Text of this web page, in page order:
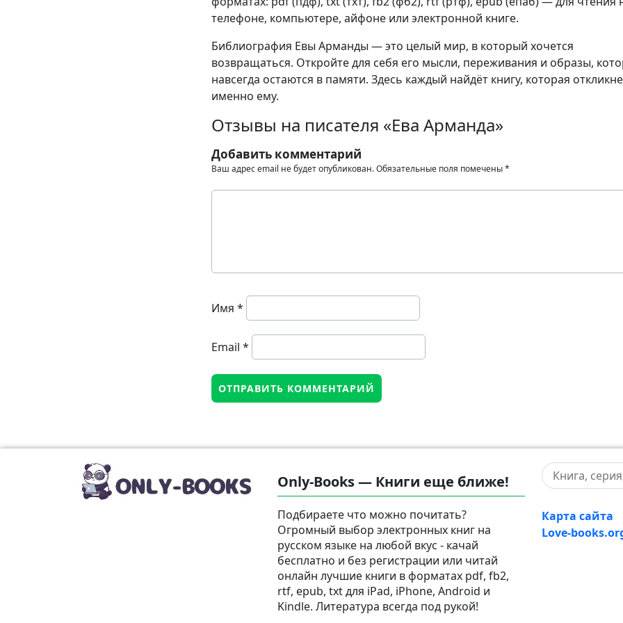
телефоне, компьютере, айфоне или электронной книге.
Библиография Евы Арманды — это целый мир, в который хочется
возвращаться. Откройте для себя его мысли, переживания и образы,
навсегда остаются в памяти. Здесь каждый найдёт книгу, которая
именно ему.
Отзывы на писателя «Ева Арманда»
Добавить комментарий
Ваш адрес email не будет опубликован.Обязательные поля помечены*
Имя *
Email *
Only-Books — Книги еще ближе!
Подбираете что можно почитать?
Огромный выбор электронных книг на
русском языке на любой вкус - качай
бесплатно и без регистрации или читай
онлайн лучшие книги в форматах pdf, fb2,
rtf, epub, txt для iPad, iPhone, Android и
Kindle. Литература всегда под рукой!
Карта сайта
Love-